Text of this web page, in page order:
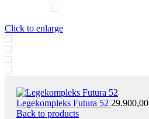
Click to enlarge
Legekompleks Futura 52 29.900,00
Back to products